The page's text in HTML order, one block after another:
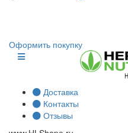
Оформить покупку
Доставка
Контакты
Отзывы